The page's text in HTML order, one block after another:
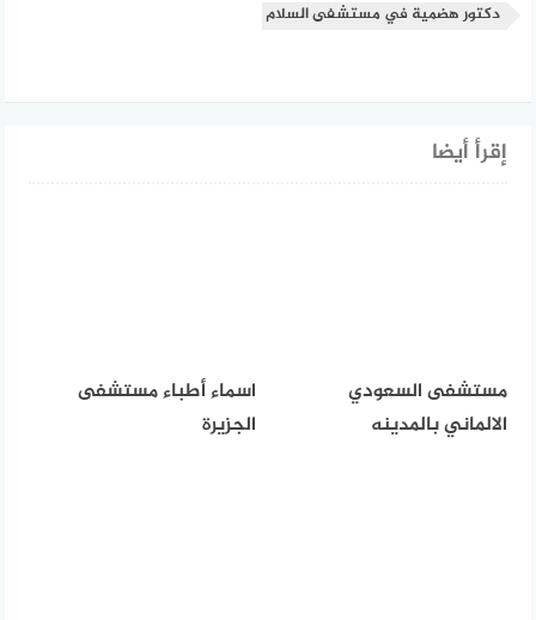
دكتور هضمية في مستشفى السلام
إقرأ أيضا
مستشفى السعودي
الالماني بالمدينه
اسماء أطباء مستشفى
الجزيرة